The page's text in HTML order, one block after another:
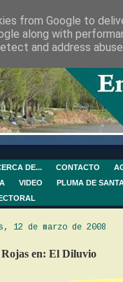
DE... CONTACTO
VIDEO PLUMA DE
12 de marzo de 2008
Rojas en: El Diluvio
from Google to
along with
and address